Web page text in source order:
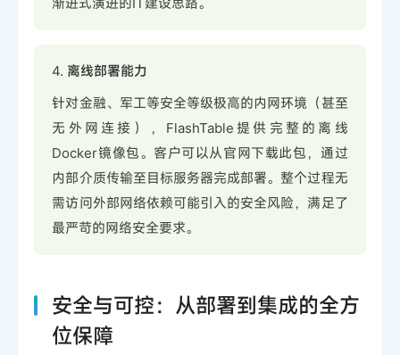
4. 离线部署能力
针对金融、军工等安全等级极高的内网环境（甚至
无外网连接），FlashTable提供完整的离线
Docker镜像包。客户可以从官网下载此包，通过
内部介质传输至目标服务器完成部署。整个过程无
需访问外部网络依赖可能引入的安全风险，满足了
最严苛的网络安全要求。
安全与可控：从部署到集成的全方
位保障